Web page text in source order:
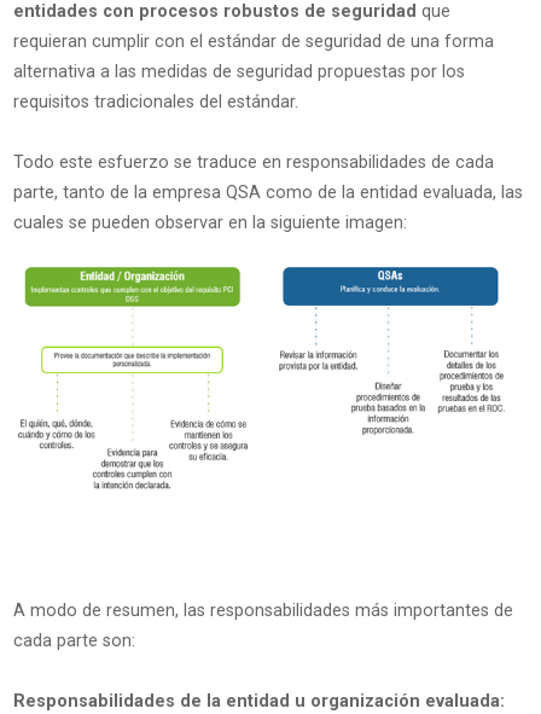
entidades con procesos robustos de seguridad que
requieran cumplir con el estándar de seguridad de una forma
alternativa a las medidas de seguridad propuestas por los
requisitos tradicionales del estándar.
Todo este esfuerzo se traduce en responsabilidades de cada
parte, tanto de la empresa QSA como de la entidad evaluada, las
cuales se pueden observar en la siguiente imagen:
A modo de resumen, las responsabilidades más importantes de
cada parte son:
Responsabilidades de la entidad u organización evaluada: